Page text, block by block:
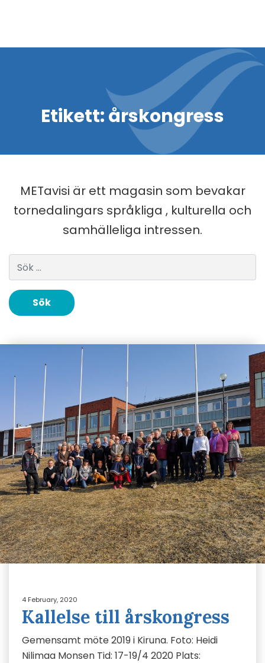
Etikett:årskongress
METavisi är ett magasin som bevakar
tornedalingars språkliga , kulturella och
samhälleliga intressen.
Sök efter:
4 February, 2020
Kallelse till årskongress
Gemensamt möte 2019 i Kiruna. Foto: Heidi
Nilimaa Monsen Tid: 17-19/4 2020 Plats: